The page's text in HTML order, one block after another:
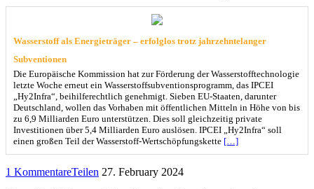
Wasserstoff als Energieträger – erfolglos trotz jahrzehntelanger
Subventionen
Die Europäische Kommission hat zur Förderung der Wasserstofftechnologie
letzte Woche erneut ein Wasserstoffsubventionsprogramm, das IPCEI
„Hy2Infra“, beihilferechtlich genehmigt. Sieben EU-Staaten, darunter
Deutschland, wollen das Vorhaben mit öffentlichen Mitteln in Höhe von bis
zu 6,9 Milliarden Euro unterstützen. Dies soll gleichzeitig private
Investitionen über 5,4 Milliarden Euro auslösen. IPCEI „Hy2Infra“ soll
einen großen Teil der Wasserstoff-Wertschöpfungskette […]
1 KommentareTeilen 27. February 2024